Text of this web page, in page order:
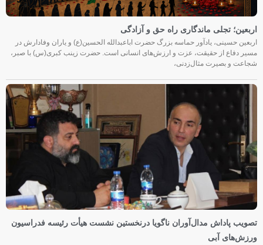
اربعین؛ تجلی ماندگاری راه حق و آزادگی
اربعین حسینی، یادآور حماسه بزرگ حضرت اباعبدالله الحسین(ع) و یاران وفادارش در
مسیر دفاع از حقیقت، عزت و ارزش‌های انسانی است. حضرت زینب کبری(س) با صبر،
شجاعت و بصیرت مثال‌زدنی،
تصویب پاداش مدال‌آوران ناگویا درنخستین نشست هیأت رئیسه فدراسیون
ورزش‌های آبی